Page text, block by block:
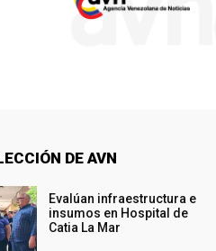
DE AVN
Evalúan infraestructura e
insumos en Hospital de
Catia La Mar